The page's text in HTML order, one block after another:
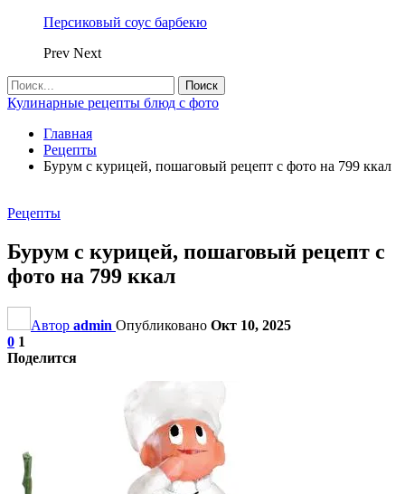
Персиковый соус барбекю
Prev Next
Кулинарные рецепты блюд с фото
Главная
Рецепты
Бурум с курицей, пошаговый рецепт с фото на 799 ккал
Рецепты
Бурум с курицей, пошаговый рецепт с
фото на 799 ккал
Автор admin Опубликовано Окт 10, 2025
0 1
Поделится